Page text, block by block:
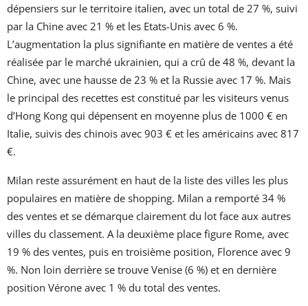
dépensiers sur le territoire italien, avec un total de 27 %, suivi
par la Chine avec 21 % et les Etats-Unis avec 6 %.
L’augmentation la plus signifiante en matière de ventes a été
réalisée par le marché ukrainien, qui a crû de 48 %, devant la
Chine, avec une hausse de 23 % et la Russie avec 17 %. Mais
le principal des recettes est constitué par les visiteurs venus
d’Hong Kong qui dépensent en moyenne plus de 1000 € en
Italie, suivis des chinois avec 903 € et les américains avec 817
€.
Milan reste assurément en haut de la liste des villes les plus
populaires en matière de shopping. Milan a remporté 34 %
des ventes et se démarque clairement du lot face aux autres
villes du classement. A la deuxième place figure Rome, avec
19 % des ventes, puis en troisième position, Florence avec 9
%. Non loin derrière se trouve Venise (6 %) et en dernière
position Vérone avec 1 % du total des ventes.